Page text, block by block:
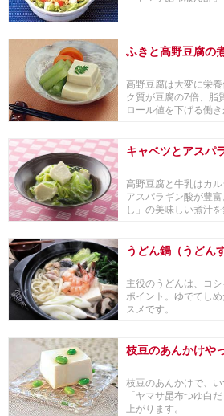
ふきと高野豆腐の
高野豆腐は大変に栄
ク質が豆腐の7倍、脂
ロール値を下げる働き
キャベツとアスパ
高野豆腐と牛乳はカル
アスパラギン酸が豊
し」の美味しい煮汁
うどん鍋（うどん
主役のうどんは、コ
ポイント。ゆでてし
スメです。
枝豆のあんかけや
枝豆のあんかけで、い
「ヤマサ昆布つゆ白
上がります。